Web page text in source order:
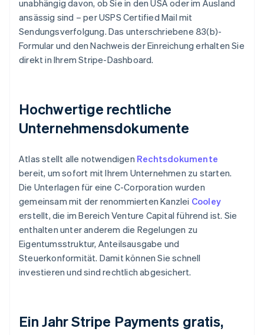
unabhängig davon, ob Sie in den USA oder im Ausland
ansässig sind – per USPS Certified Mail mit
Sendungsverfolgung. Das unterschriebene 83(b)-
Formular und den Nachweis der Einreichung erhalten Sie
direkt in Ihrem Stripe-Dashboard.
Hochwertige rechtliche
Unternehmensdokumente
Atlas stellt alle notwendigen Rechtsdokumente
bereit, um sofort mit Ihrem Unternehmen zu starten.
Die Unterlagen für eine C-Corporation wurden
gemeinsam mit der renommierten Kanzlei Cooley
erstellt, die im Bereich Venture Capital führend ist. Sie
enthalten unter anderem die Regelungen zu
Eigentumsstruktur, Anteilsausgabe und
Steuerkonformität. Damit können Sie schnell
investieren und sind rechtlich abgesichert.
Ein Jahr Stripe Payments gratis,